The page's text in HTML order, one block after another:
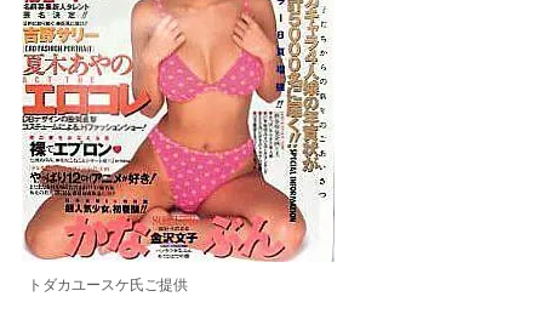
トダカユースケ氏ご提供